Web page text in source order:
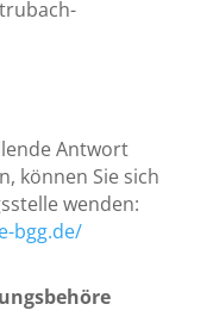
Antwort
können Sie sich
wenden:
bgg.de/